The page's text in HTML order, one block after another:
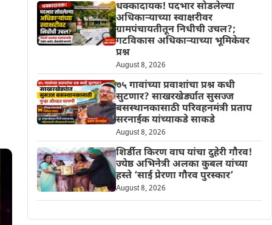
धक्कादायक! पदभार सोडलेल्या
अधिकाऱ्याच्या स्वाक्षरीवर
ग्रामपंचायतीतून निधीची उचल?;
गटविकास अधिकाऱ्याच्या भूमिकेवर
प्रश्न
August 8, 2026
७५ गावांच्या प्रवाशांचा प्रश्न कधी
सुटणार? साखरखेर्ड्यात सुसज्ज
बसस्थानकासाठी परिवहनमंत्री प्रताप
सरनाईक यांच्याकडे साकडे
August 8, 2026
शिर्डीत किरण वाघ यांचा दुहेरी गौरव!
ज्येष्ठ अभिनेत्री अलका कुबल यांच्या
हस्ते ‘साई प्रेरणा गौरव पुरस्कार’
August 8, 2026